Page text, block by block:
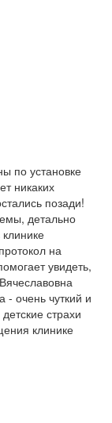
по установке
никаких
позади!
детально
на
увидеть,
- очень чуткий и
страхи
клинике